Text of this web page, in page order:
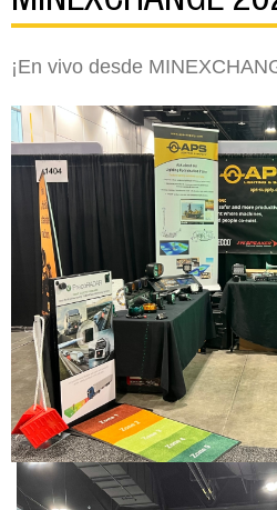
¡En vivo desde